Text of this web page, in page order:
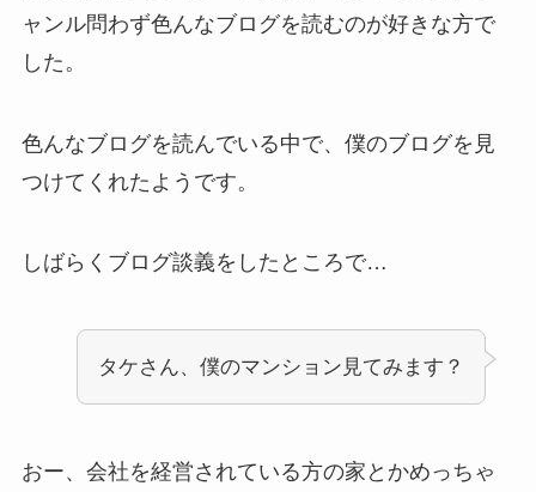
ャンル問わず色んなブログを読むのが好きな方で
した。
色んなブログを読んでいる中で、僕のブログを見
つけてくれたようです。
しばらくブログ談義をしたところで…
タケさん、僕のマンション見てみます？
おー、会社を経営されている方の家とかめっちゃ